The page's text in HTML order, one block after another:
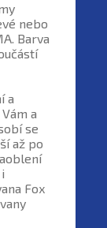
nebo
Barva
a
a
se
až po
Fox